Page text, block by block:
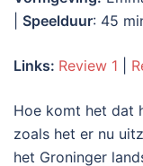
Speelduur: 45
Links: Review 1
Hoe komt het dat
zoals het er nu
het Groninger